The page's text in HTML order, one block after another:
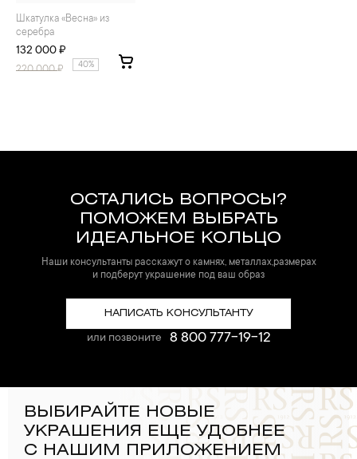
Шкатулка «Весна» из
серебра
132 000 ₽
220 000₽ 40%
ОСТАЛИСЬ ВОПРОСЫ?
ПОМОЖЕМ ВЫБРАТЬ
ИДЕАЛЬНОЕ КОЛЬЦО
Наши консультанты расскажут о камнях, металлах,размерах
и подберут украшение под ваш образ
НАПИСАТЬ КОНСУЛЬТАНТУ
или позвоните 8 800 777-19-12
ВЫБИРАЙТЕ НОВЫЕ
УКРАШЕНИЯ ЕЩЕ УДОБНЕЕ
С НАШИМ ПРИЛОЖЕНИЕМ